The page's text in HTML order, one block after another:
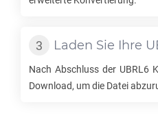
Laden Sie Ihre
Nach Abschluss der UBRL6
Download, um die Datei